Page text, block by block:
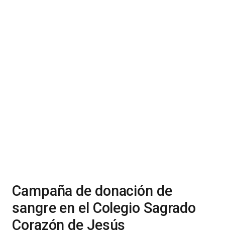
Campaña de donación de
sangre en el Colegio Sagrado
Corazón de Jesús